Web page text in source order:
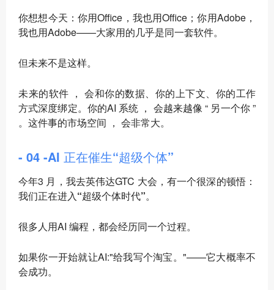
你想想今天：你用Office，我也用Office；你用Adobe，
我也用Adobe——大家用的几乎是同一套软件。
但未来不是这样。
未来的软件 ， 会和你的数据、你的上下文、你的工作
方式深度绑定。你的AI 系统 ， 会越来越像 “ 另一个你 ”
。这件事的市场空间 ， 会非常大。
- 04 -AI 正在催生“超级个体”
今年3 月，我去英伟达GTC 大会，有一个很深的顿悟：
我们正在进入“超级个体时代”。
很多人用AI 编程，都会经历同一个过程。
如果你一开始就让AI:"给我写个淘宝。"——它大概率不
会成功。